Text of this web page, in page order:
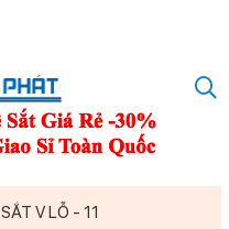
SẮT V LỖ - 11